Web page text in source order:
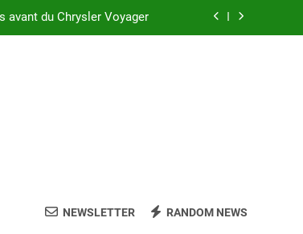
d’un LMNP d’occasion
arrière Nivomat en 2025 ?
du Chrysler Voyager
ce que vous devez savoir
NEWSLETTER RANDOM NEWS